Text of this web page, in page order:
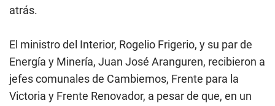
atrás.
El ministro del Interior, Rogelio Frigerio, y su par de
Energía y Minería, Juan José Aranguren, recibieron a
jefes comunales de Cambiemos, Frente para la
Victoria y Frente Renovador, a pesar de que, en un